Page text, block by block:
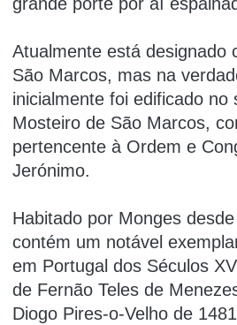
Atualmente está designado
São Marcos, mas na
inicialmente foi edificado no
Mosteiro de São Marcos,
pertencente à Ordem e
Jerónimo.
Habitado por Monges
contém um notável
em Portugal dos Séculos
de Fernão Teles de
Diogo Pires-o-Velho de